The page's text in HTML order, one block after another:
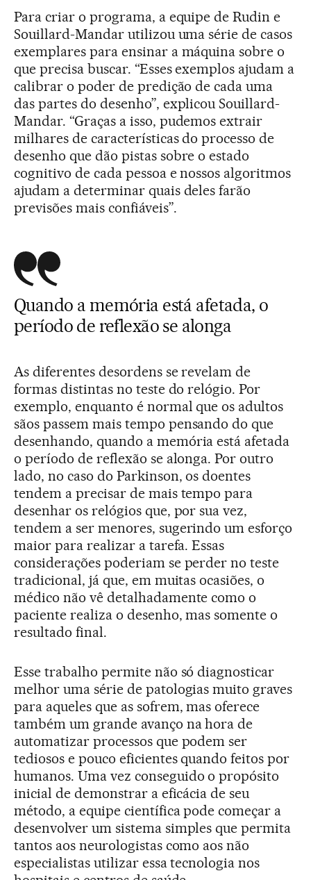
Para criar o programa, a equipe de Rudin e
Souillard-Mandar utilizou uma série de casos
exemplares para ensinar a máquina sobre o
que precisa buscar. “Esses exemplos ajudam a
calibrar o poder de predição de cada uma
das partes do desenho”, explicou Souillard-
Mandar. “Graças a isso, pudemos extrair
milhares de características do processo de
desenho que dão pistas sobre o estado
cognitivo de cada pessoa e nossos algoritmos
ajudam a determinar quais deles farão
previsões mais confiáveis”.
Quando a memória está afetada, o
período de reflexão se alonga
As diferentes desordens se revelam de
formas distintas no teste do relógio. Por
exemplo, enquanto é normal que os adultos
sãos passem mais tempo pensando do que
desenhando, quando a memória está afetada
o período de reflexão se alonga. Por outro
lado, no caso do Parkinson, os doentes
tendem a precisar de mais tempo para
desenhar os relógios que, por sua vez,
tendem a ser menores, sugerindo um esforço
maior para realizar a tarefa. Essas
considerações poderiam se perder no teste
tradicional, já que, em muitas ocasiões, o
médico não vê detalhadamente como o
paciente realiza o desenho, mas somente o
resultado final.
Esse trabalho permite não só diagnosticar
melhor uma série de patologias muito graves
para aqueles que as sofrem, mas oferece
também um grande avanço na hora de
automatizar processos que podem ser
tediosos e pouco eficientes quando feitos por
humanos. Uma vez conseguido o propósito
inicial de demonstrar a eficácia de seu
método, a equipe científica pode começar a
desenvolver um sistema simples que permita
tantos aos neurologistas como aos não
especialistas utilizar essa tecnologia nos